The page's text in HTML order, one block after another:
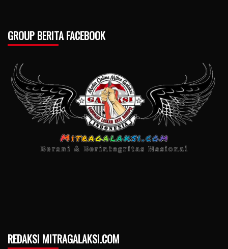
GROUP BERITA FACEBOOK
REDAKSI MITRAGALAKSI.COM